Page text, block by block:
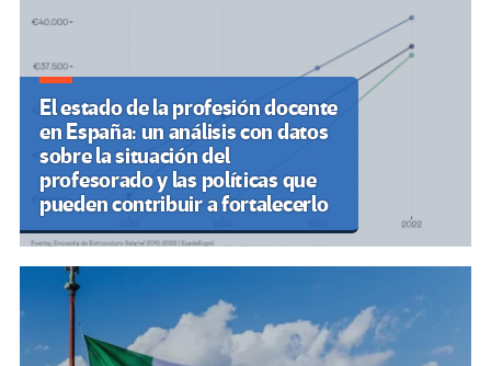
El estado de la profesión docente
en España: un análisis con datos
sobre la situación del
profesorado y las políticas que
pueden contribuir a fortalecerlo